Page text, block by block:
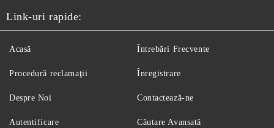
Link-uri rapide:
Acasă
Procedură reclamaţii
Despre Noi
Autentificare
Întrebări Frecvente
Înregistrare
Contactează-ne
Căutare Avansată